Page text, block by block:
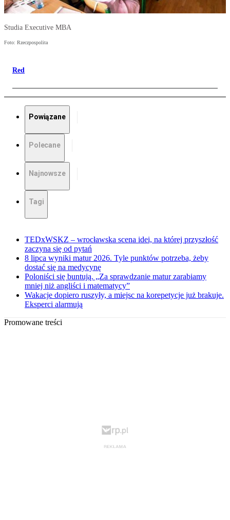
Studia Executive MBA
Foto: Rzeczpospolita
Red
Powiązane
Polecane
Najnowsze
Tagi
TEDxWSKZ – wrocławska scena idei, na której przyszłość
zaczyna się od pytań
8 lipca wyniki matur 2026. Tyle punktów potrzeba, żeby
dostać się na medycynę
Poloniści się buntują. „Za sprawdzanie matur zarabiamy
mniej niż angliści i matematycy”
Wakacje dopiero ruszyły, a miejsc na korepetycje już brakuje.
Eksperci alarmują
Promowane treści